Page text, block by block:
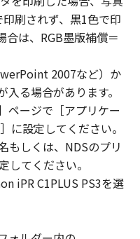
the Software
except as
herein, and
sell, rent, lease,
third party the
translate or
language,
or otherwise
and you shall
so.
or delete any
刷されず、黒1色で印
合は、RGB墨版補償＝
2007など）か
る場合があります。
ページで［アプリケー
に設定してください。
もしくは、NDSのプリ
してください。
iPR C1PLUS PS3を選